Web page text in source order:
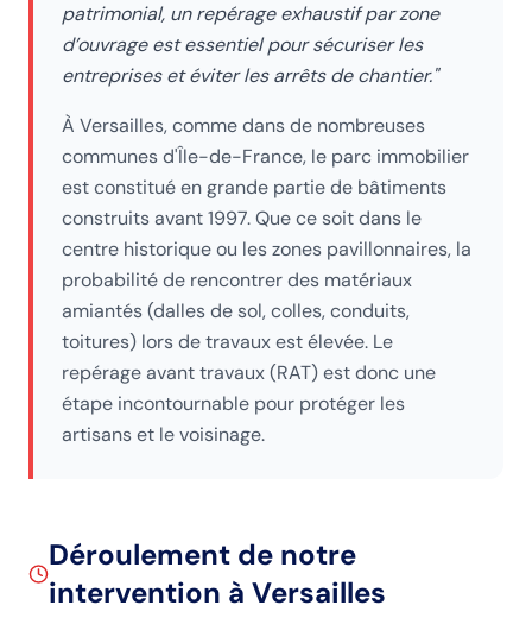
patrimonial, un repérage exhaustif par zone
d’ouvrage est essentiel pour sécuriser les
entreprises et éviter les arrêts de chantier."
À Versailles, comme dans de nombreuses
communes d'Île-de-France, le parc immobilier
est constitué en grande partie de bâtiments
construits avant 1997. Que ce soit dans le
centre historique ou les zones pavillonnaires, la
probabilité de rencontrer des matériaux
amiantés (dalles de sol, colles, conduits,
toitures) lors de travaux est élevée. Le
repérage avant travaux (RAT) est donc une
étape incontournable pour protéger les
artisans et le voisinage.
Déroulement de notre
intervention à Versailles